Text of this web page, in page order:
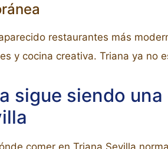
restaurantes más
y cocina creativa. Triana ya no
sigue siendo